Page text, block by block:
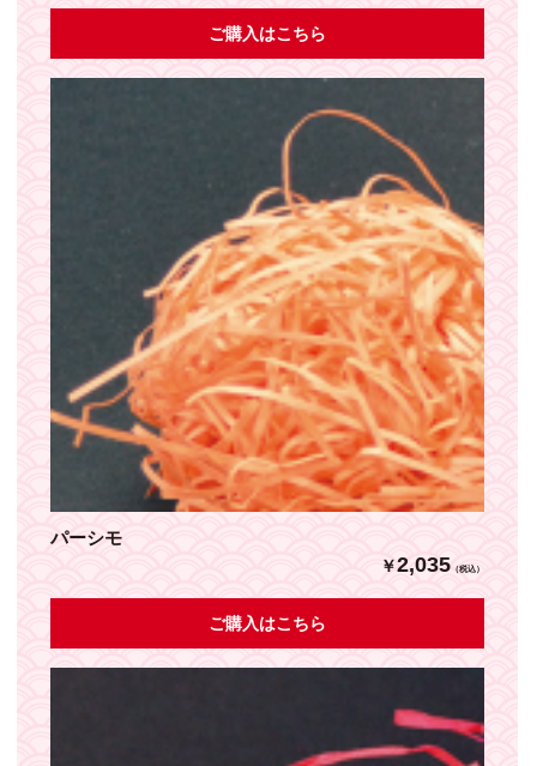
ご購入はこちら
パーシモ
￥2,035 （税込）
ご購入はこちら